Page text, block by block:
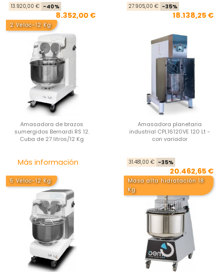
Precio base
13.920,00 € -40%
8.352,00 €
27.905,00 € -35%
18.138,25 €
2 Veloc-12 Kg
Amasadora de brazos
sumergidos Bernardi RS 12.
Cuba de 27 litros/12 Kg
Más información
Amasadora planetaria
industrial CPL16120VE 120 Lt -
con variador
31.481,00 € -35%
20.462,65 €
5 Veloc-12 Kg
Masa alta hidratación 18
Kg